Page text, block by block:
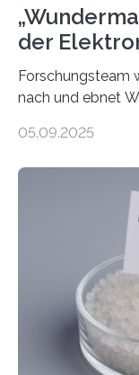
der
Forschungsteam
nach und ebnet
– nur eine
Sensoren,
Solarzellen. Eine
noch auf ein
Forschende an
mit Kollegen aus
Schweiz direkt
05.09.2025